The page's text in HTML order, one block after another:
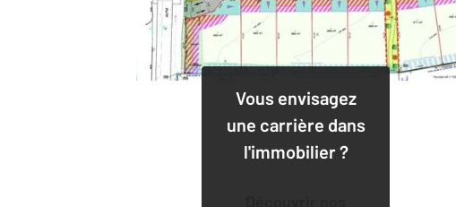
Vous envisagez
une carrière dans
l'immobilier ?